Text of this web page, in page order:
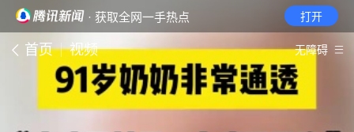
· 获取全网一手热点 打开
首页 视频 无障碍